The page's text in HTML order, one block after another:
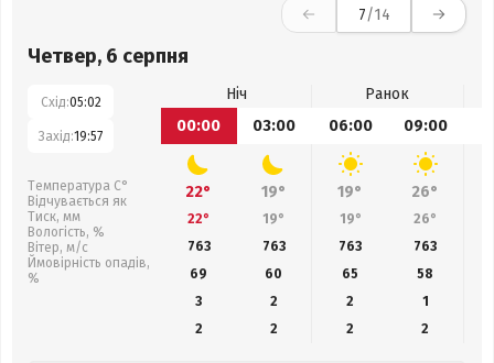
7/14
Четвер, 6 серпня
Схід:05:02
Захід:19:57
Температура С°
Відчувається як
Тиск, мм
Вологість, %
Вітер, м/с
Ймовірність опадів,
%
Ніч
Ранок
00:00
03:00 06:00 09:00
22° 19° 19° 26°
22° 19° 19° 26°
763
763 763 763
69
60 65 58
3
2 2
1
2
2 2 2